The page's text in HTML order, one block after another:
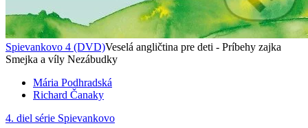
Spievankovo 4 (DVD)Veselá angličtina pre deti - Príbehy zajka
Smejka a víly Nezábudky
Mária Podhradská
Richard Čanaky
4. diel série Spievankovo